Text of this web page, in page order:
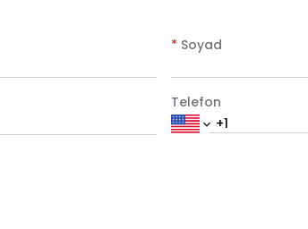
* Soyad
Telefon